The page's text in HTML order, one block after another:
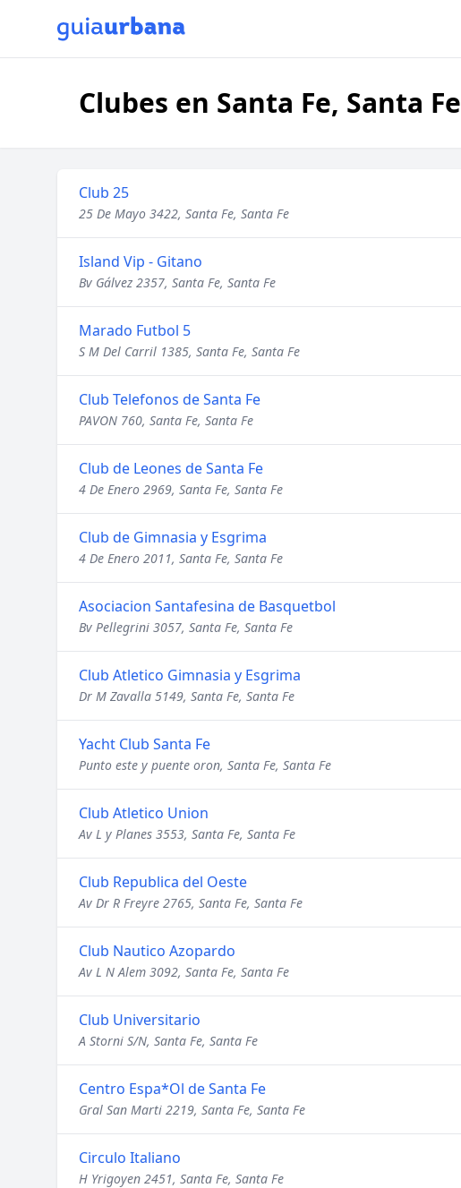
Clubes en Santa Fe, Santa Fe
Club 25
25 De Mayo 3422, Santa Fe, Santa Fe
Island Vip - Gitano
Bv Gálvez 2357, Santa Fe, Santa Fe
Marado Futbol 5
S M Del Carril 1385, Santa Fe, Santa Fe
Club Telefonos de Santa Fe
PAVON 760, Santa Fe, Santa Fe
Club de Leones de Santa Fe
4 De Enero 2969, Santa Fe, Santa Fe
Club de Gimnasia y Esgrima
4 De Enero 2011, Santa Fe, Santa Fe
Asociacion Santafesina de Basquetbol
Bv Pellegrini 3057, Santa Fe, Santa Fe
Club Atletico Gimnasia y Esgrima
Dr M Zavalla 5149, Santa Fe, Santa Fe
Yacht Club Santa Fe
Punto este y puente oron, Santa Fe, Santa Fe
Club Atletico Union
Av L y Planes 3553, Santa Fe, Santa Fe
Club Republica del Oeste
Av Dr R Freyre 2765, Santa Fe, Santa Fe
Club Nautico Azopardo
Av L N Alem 3092, Santa Fe, Santa Fe
Club Universitario
A Storni S/N, Santa Fe, Santa Fe
Centro Espa*Ol de Santa Fe
Gral San Marti 2219, Santa Fe, Santa Fe
Circulo Italiano
H Yrigoyen 2451, Santa Fe, Santa Fe